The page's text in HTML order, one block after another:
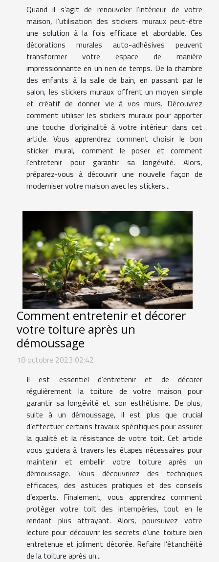
Quand il s’agit de renouveler l’intérieur de votre
maison, l’utilisation des stickers muraux peut-être
une solution à la fois efficace et abordable. Ces
décorations murales auto-adhésives peuvent
transformer votre espace de manière
impressionnante en un rien de temps. De la chambre
des enfants à la salle de bain, en passant par le
salon, les stickers muraux offrent un moyen simple
et créatif de donner vie à vos murs. Découvrez
comment utiliser les stickers muraux pour apporter
une touche d’originalité à votre intérieur dans cet
article. Vous apprendrez comment choisir le bon
sticker mural, comment le poser et comment
l’entretenir pour garantir sa longévité. Alors,
préparez-vous à découvrir une nouvelle façon de
moderniser votre maison avec les stickers...
Comment entretenir et décorer
votre toiture après un
démoussage
18 octobre 2023 02:42
Il est essentiel d’entretenir et de décorer
régulièrement la toiture de votre maison pour
garantir sa longévité et son esthétisme. De plus,
suite à un démoussage, il est plus que crucial
d’effectuer certains travaux spécifiques pour assurer
la qualité et la résistance de votre toit. Cet article
vous guidera à travers les étapes nécessaires pour
maintenir et embellir votre toiture après un
démoussage. Vous découvrirez des techniques
efficaces, des astuces pratiques et des conseils
d’experts. Finalement, vous apprendrez comment
protéger votre toit des intempéries, tout en le
rendant plus attrayant. Alors, poursuivez votre
lecture pour découvrir les secrets d’une toiture bien
entretenue et joliment décorée. Refaire l’étanchéité
de la toiture après un...